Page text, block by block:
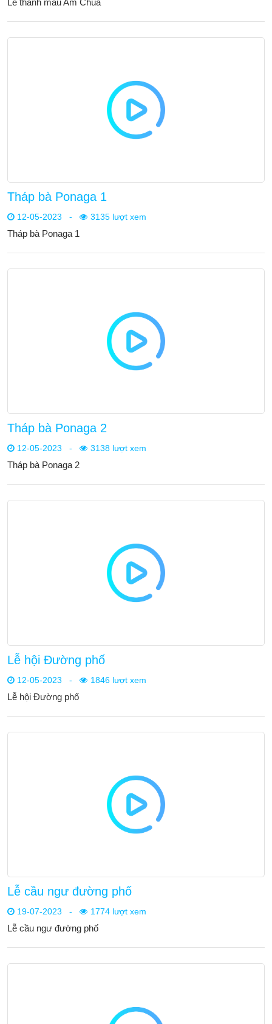
Tháp bà Ponaga 1
12-05-2023 - 3135 lượt xem
Tháp bà Ponaga 1
Tháp bà Ponaga 2
12-05-2023 - 3138 lượt xem
Tháp bà Ponaga 2
Lễ hội Đường phố
12-05-2023 - 1846 lượt xem
Lễ hội Đường phố
Lễ cầu ngư đường phố
19-07-2023 - 1774 lượt xem
Lễ cầu ngư đường phố